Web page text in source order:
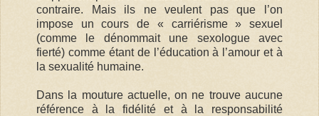
contraire. Mais ils ne veulent pas que l’on
impose un cours de « carriérisme » sexuel
(comme le dénommait une sexologue avec
fierté) comme étant de l’éducation à l’amour et à
la sexualité humaine.
Dans la mouture actuelle, on ne trouve aucune
référence à la fidélité et à la responsabilité